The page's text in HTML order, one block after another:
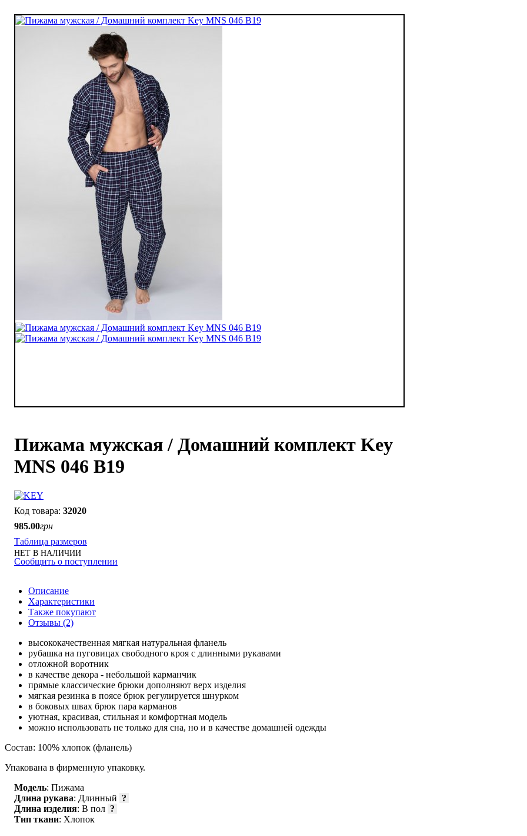
Пижама мужская / Домашний комплект Key
MNS 046 B19
32020
985.00грн
Таблица размеров
НЕТ В НАЛИЧИИ
Сообщить о поступлении
Описание
Характеристики
Также покупают
Отзывы (2)
высококачественная мягкая натуральная фланель
рубашка на пуговицах свободного кроя с длинными рукавами
отложной воротник
в качестве декора - небольшой карманчик
прямые классические брюки дополняют верх изделия
мягкая резинка в поясе брюк регулируется шнурком
в боковых швах брюк пара карманов
уютная, красивая, стильная и комфортная модель
можно использовать не только для сна, но и в качестве домашней одежды
Состав: 100% хлопок (фланель)
Упакована в фирменную упаковку.
Модель: Пижама
Длина рукава: Длинный ?
Длина изделия: В пол ?
Тип ткани: Хлопок